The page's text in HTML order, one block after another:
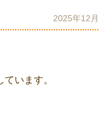
2025年12
います。